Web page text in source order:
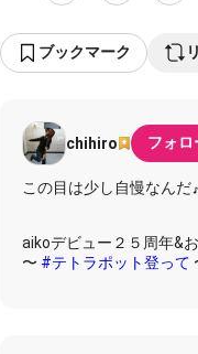
ブックマーク
chihiro フォロ
この目は少し自慢なんだ
aikoデビュー２５周年&
〜 #テトラポット登って